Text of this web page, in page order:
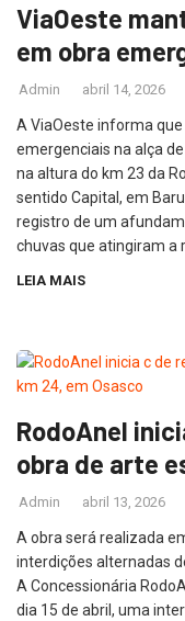
ViaOeste
em obra
Admin abril 14, 2026
A ViaOeste informa
emergenciais na alça
na altura do km 23 da
sentido Capital, em
registro de um
chuvas que atingiram a
LEIA MAIS
RodoAnel
obra de arte
Admin abril 13, 2026
A obra será realizada
interdições alternadas
A Concessionária
dia 15 de abril, uma